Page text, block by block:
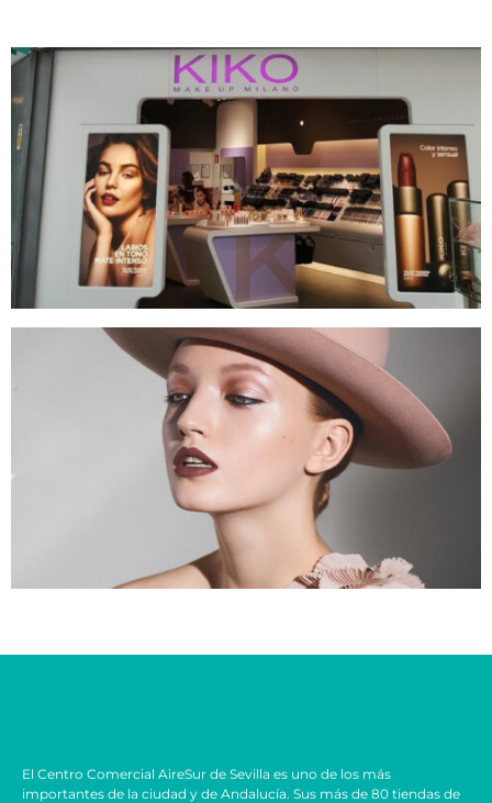
El Centro Comercial AireSur de Sevilla es uno de los más
importantes de la ciudad y de Andalucía. Sus más de 80 tiendas de